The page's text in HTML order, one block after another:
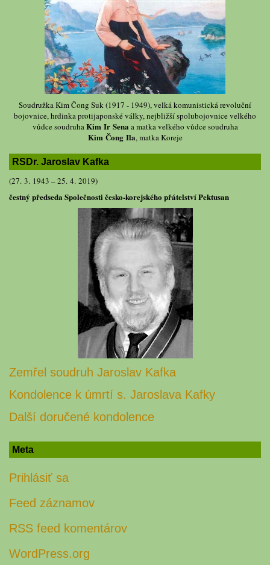
Soudružka Kim Čong Suk (1917 - 1949), velká komunistická revoluční
bojovnice, hrdinka protijaponské války, nejbližší spolubojovnice velkého
vůdce soudruhaKim Ir Sena a matka velkého vůdce soudruha
Kim Čong Ila, matka Koreje
RSDr. Jaroslav Kafka
(27. 3. 1943 – 25. 4. 2019)
čestný předseda Společnosti česko-korejského přátelství Pektusan
Zemřel soudruh Jaroslav Kafka
Kondolence k úmrtí s. Jaroslava Kafky
Další doručené kondolence
Meta
Prihlásiť sa
Feed záznamov
RSS feed komentárov
WordPress.org